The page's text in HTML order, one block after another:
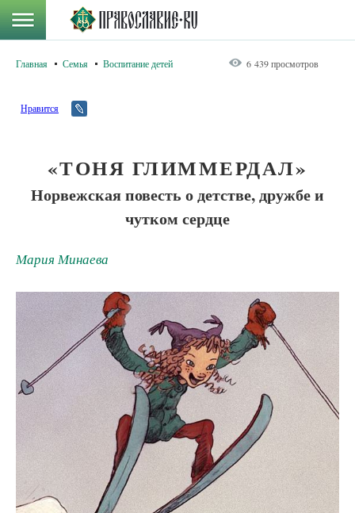
Главная Семья Воспитание детей 6 439 просмотров
Нравится
«ТОНЯ ГЛИММЕРДАЛ»
Норвежская повесть о детстве, дружбе и
чутком сердце
Мария Минаева